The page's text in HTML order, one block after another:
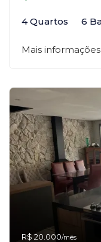
4 Quartos 6
Mais informações
R$ 20.000/mês